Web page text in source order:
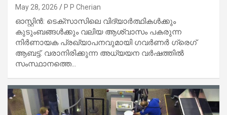
May 28, 2026 P P Cherian
ഓസ്റ്റിൻ: ടെക്സാസിലെ വിദ്യാർത്ഥികൾക്കും
കുടുംബങ്ങൾക്കും വലിയ ആശ്വാസം പകരുന്ന
നിർണായക പ്രഖ്യാപനവുമായി ഗവർണർ ഗ്രെഗ്
ആബട്ട്. വരാനിരിക്കുന്ന അധ്യയന വർഷത്തിൽ
സംസ്ഥാനത്തെ…